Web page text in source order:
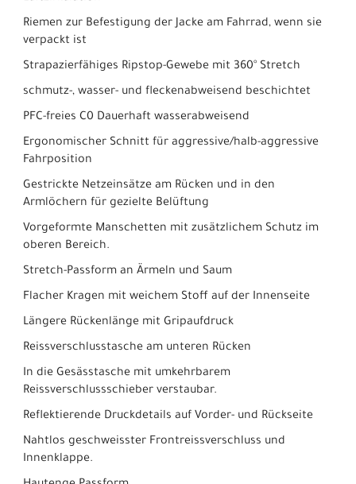
Riemen zur Befestigung der Jacke am Fahrrad, wenn sie
verpackt ist
Strapazierfähiges Ripstop-Gewebe mit 360° Stretch
schmutz-, wasser- und fleckenabweisend beschichtet
PFC-freies C0 Dauerhaft wasserabweisend
Ergonomischer Schnitt für aggressive/halb-aggressive
Fahrposition
Gestrickte Netzeinsätze am Rücken und in den
Armlöchern für gezielte Belüftung
Vorgeformte Manschetten mit zusätzlichem Schutz im
oberen Bereich.
Stretch-Passform an Ärmeln und Saum
Flacher Kragen mit weichem Stoff auf der Innenseite
Längere Rückenlänge mit Gripaufdruck
Reissverschlusstasche am unteren Rücken
In die Gesässtasche mit umkehrbarem
Reissverschlussschieber verstaubar.
Reflektierende Druckdetails auf Vorder- und Rückseite
Nahtlos geschweisster Frontreissverschluss und
Innenklappe.